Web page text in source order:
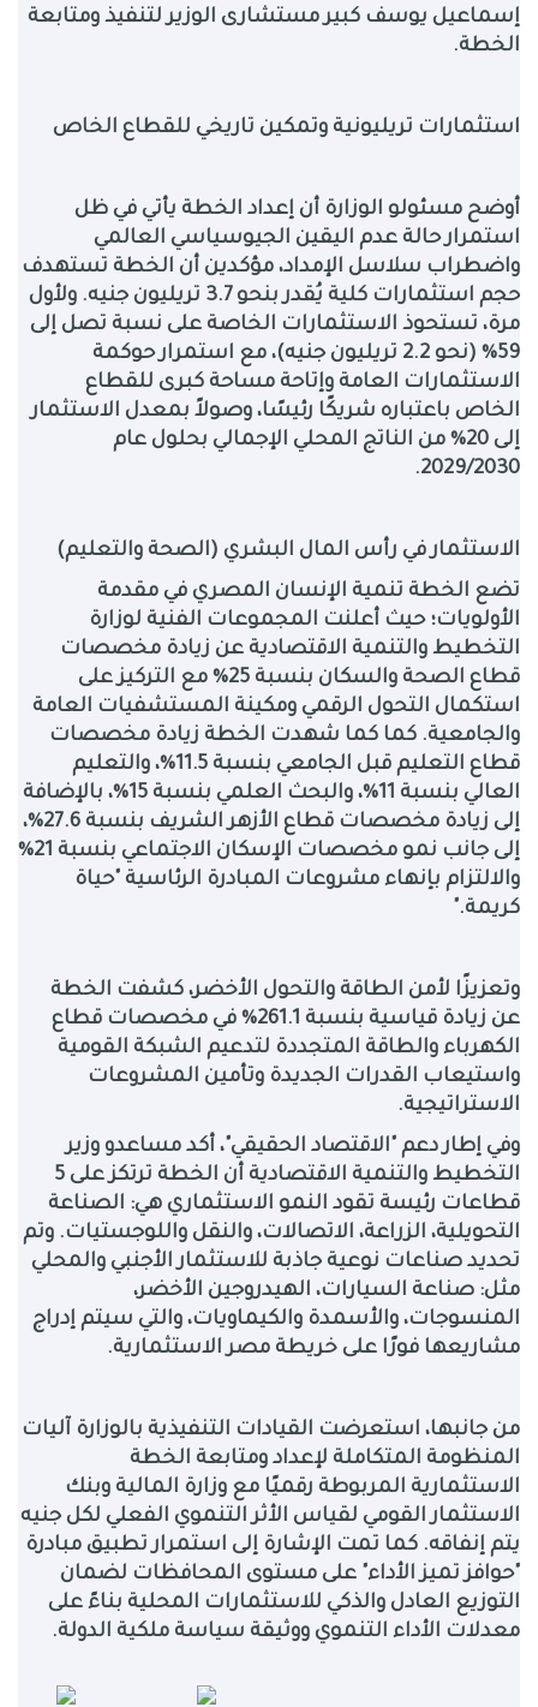
إسماعيل يوسف كبير مستشارى الوزير لتنفيذ ومتابعة
الخطة.
استثمارات تريليونية وتمكين تاريخي للقطاع الخاص
أوضح مسئولو الوزارة أن إعداد الخطة يأتي في ظل
استمرار حالة عدم اليقين الجيوسياسي العالمي
واضطراب سلاسل الإمداد، مؤكدين أن الخطة تستهدف
حجم استثمارات كلية يُقدر بنحو 3.7 تريليون جنيه. ولأول
مرة، تستحوذ الاستثمارات الخاصة على نسبة تصل إلى
59% (نحو 2.2 تريليون جنيه)، مع استمرار حوكمة
الاستثمارات العامة وإتاحة مساحة كبرى للقطاع
الخاص باعتباره شريكًا رئيسًا، وصولاً بمعدل الاستثمار
إلى 20% من الناتج المحلي الإجمالي بحلول عام
2029/2030
.
الاستثمار في رأس المال البشري (الصحة والتعليم)
تضع الخطة تنمية الإنسان المصري في مقدمة
الأولويات؛ حيث أعلنت المجموعات الفنية لوزارة
التخطيط والتنمية الاقتصادية عن زيادة مخصصات
قطاع الصحة والسكان بنسبة 25% مع التركيز على
استكمال التحول الرقمي ومكينة المستشفيات العامة
والجامعية. كما كما شهدت الخطة زيادة مخصصات
قطاع التعليم قبل الجامعي بنسبة 11.5%، والتعليم
العالي بنسبة 11%، والبحث العلمي بنسبة 15%، بالإضافة
إلى زيادة مخصصات قطاع الأزهر الشريف بنسبة 27.6%،
إلى جانب نمو مخصصات الإسكان الاجتماعي بنسبة 21%
والالتزام بإنهاء مشروعات المبادرة الرئاسية "حياة
كريمة".
وتعزيزًا لأمن الطاقة والتحول الأخضر، كشفت الخطة
عن زيادة قياسية بنسبة 261.1% في مخصصات قطاع
الكهرباء والطاقة المتجددة لتدعيم الشبكة القومية
واستيعاب القدرات الجديدة وتأمين المشروعات
الاستراتيجية.
وفي إطار دعم "الاقتصاد الحقيقي"، أكد مساعدو وزير
التخطيط والتنمية الاقتصادية أن الخطة ترتكز على 5
قطاعات رئيسة تقود النمو الاستثماري هي: الصناعة
التحويلية، الزراعة، الاتصالات، والنقل واللوجستيات. وتم
تحديد صناعات نوعية جاذبة للاستثمار الأجنبي والمحلي
مثل: صناعة السيارات، الهيدروجين الأخضر،
المنسوجات، والأسمدة والكيماويات، والتي سيتم إدراج
مشاريعها فورًا على خريطة مصر الاستثمارية.
من جانبها، استعرضت القيادات التنفيذية بالوزارة آليات
المنظومة المتكاملة لإعداد ومتابعة الخطة
الاستثمارية المربوطة رقميًا مع وزارة المالية وبنك
الاستثمار القومي لقياس الأثر التنموي الفعلي لكل جنيه
يتم إنفاقه. كما تمت الإشارة إلى استمرار تطبيق مبادرة
"حوافز تميز الأداء" على مستوى المحافظات لضمان
التوزيع العادل والذكي للاستثمارات المحلية بناءً على
معدلات الأداء التنموي ووثيقة سياسة ملكية الدولة.